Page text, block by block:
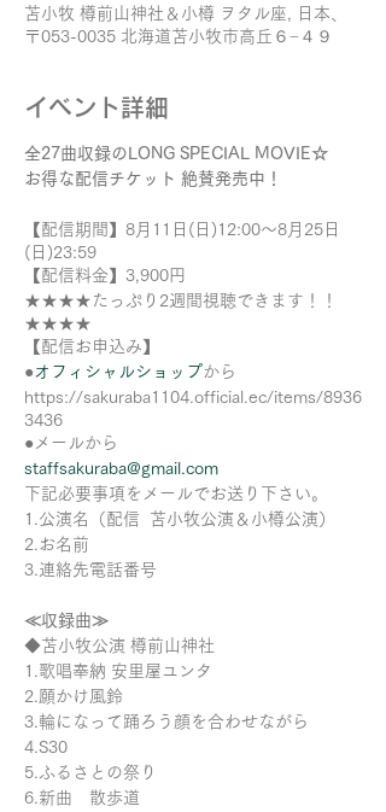
苫小牧 樽前山神社＆小樽 ヲタル座, 日本、
〒053-0035 北海道苫小牧市高丘６−４９
イベント詳細
全27曲収録のLONG SPECIAL MOVIE☆
お得な配信チケット 絶賛発売中！
【配信期間】8月11日(日)12:00～8月25日
(日)23:59
【配信料金】3,900円
★★★★たっぷり2週間視聴できます！！
★★★★
【配信お申込み】
● オフィシャルショップから
https://sakuraba1104.official.ec/items/8936
3436
●メールから
staffsakuraba@gmail.com
下記必要事項をメールでお送り下さい。
1.公演名（配信 苫小牧公演＆小樽公演）
2.お名前
3.連絡先電話番号
≪収録曲≫
◆苫小牧公演 樽前山神社
1.歌唱奉納 安里屋ユンタ
2.願かけ風鈴
3.輪になって踊ろう顔を合わせながら
4.S30
5.ふるさとの祭り
6.新曲 散歩道